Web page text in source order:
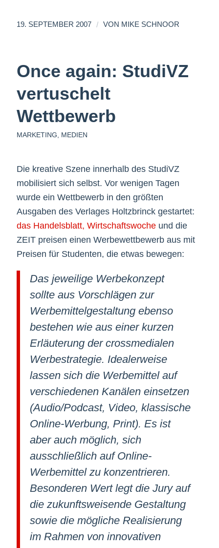
19. SEPTEMBER 2007 / VON MIKE SCHNOOR
Once again: StudiVZ
vertuschelt
Wettbewerb
MARKETING, MEDIEN
Die kreative Szene innerhalb des StudiVZ
mobilisiert sich selbst. Vor wenigen Tagen
wurde ein Wettbewerb in den größten
Ausgaben des Verlages Holtzbrinck gestartet:
das Handelsblatt, Wirtschaftswocheund die
ZEIT preisen einen Werbewettbewerb aus mit
Preisen für Studenten, die etwas bewegen:
Das jeweilige Werbekonzept
sollte aus Vorschlägen zur
Werbemittelgestaltung ebenso
bestehen wie aus einer kurzen
Erläuterung der crossmedialen
Werbestrategie. Idealerweise
lassen sich die Werbemittel auf
verschiedenen Kanälen einsetzen
(Audio/Podcast, Video, klassische
Online-Werbung, Print). Es ist
aber auch möglich, sich
ausschließlich auf Online-
Werbemittel zu konzentrieren.
Besonderen Wert legt die Jury auf
die zukunftsweisende Gestaltung
sowie die mögliche Realisierung
im Rahmen von innovativen